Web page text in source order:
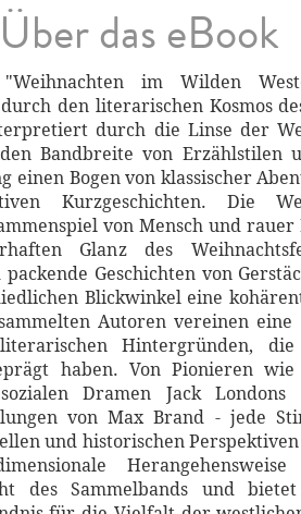
Über das eBook
"Weihnachten im Wilden
den literarischen Kosmos
durch die Linse der
Bandbreite von Erzählstilen
einen Bogen von klassischer
Kurzgeschichten. Die
von Mensch und
Glanz des
Geschichten von
Blickwinkel eine
Autoren vereinen
Hintergründen,
haben. Von Pionieren wie
Dramen Jack
von Max Brand - jede
und historischen
des Sammelbands und